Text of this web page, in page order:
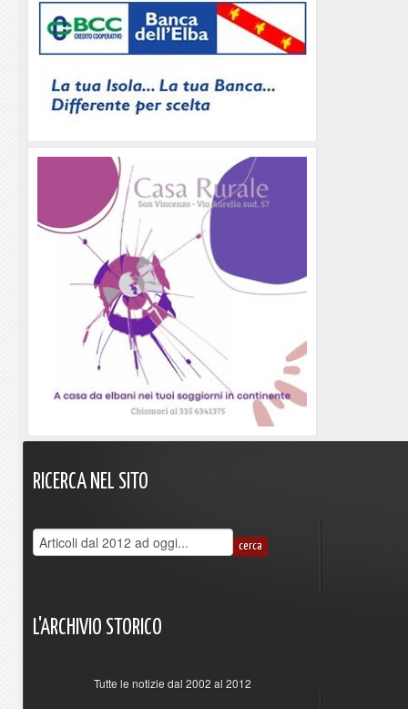
RICERCA NEL SITO
L'ARCHIVIO STORICO
Tutte le notizie dal 2002 al 2012